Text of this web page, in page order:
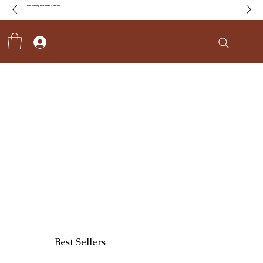
Fine jewelry that lasts a lifetime
Best Sellers